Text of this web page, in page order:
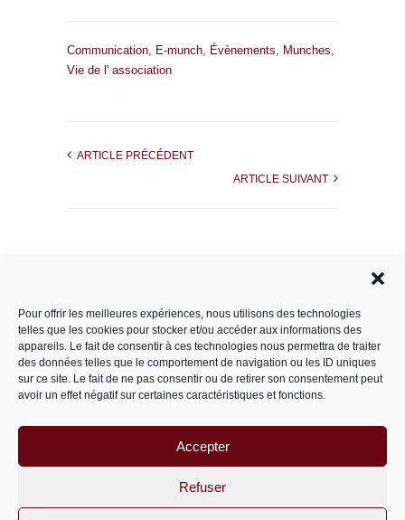
Pour offrir les meilleures expériences, nous utilisons des technologies
telles que les cookies pour stocker et/ou accéder aux informations des
appareils. Le fait de consentir à ces technologies nous permettra de traiter
des données telles que le comportement de navigation ou les ID uniques
sur ce site. Le fait de ne pas consentir ou de retirer son consentement peut
avoir un effet négatif sur certaines caractéristiques et fonctions.
Accepter
Refuser
Communication, E-munch, Évènements, Munches,
Vie de l' association
ARTICLE PRÉCÉDENT
ARTICLE SUIVANT
Catégories